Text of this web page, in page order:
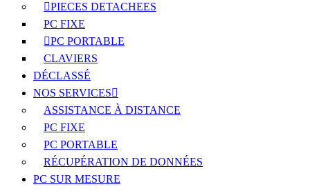
PIECES DETACHEES
PC FIXE
PC PORTABLE
CLAVIERS
DÉCLASSÉ
NOS SERVICES
ASSISTANCE À DISTANCE
PC FIXE
PC PORTABLE
RÉCUPÉRATION DE DONNÉES
PC SUR MESURE